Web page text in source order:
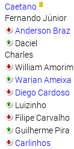
Caetano
Fernando Júnior
Anderson Braz
Daciel
Charles
William Amorim
Warian Ameixa
Diego Cardoso
Luizinho
Filipe Carvalho
Guilherme Pira
Carlinhos